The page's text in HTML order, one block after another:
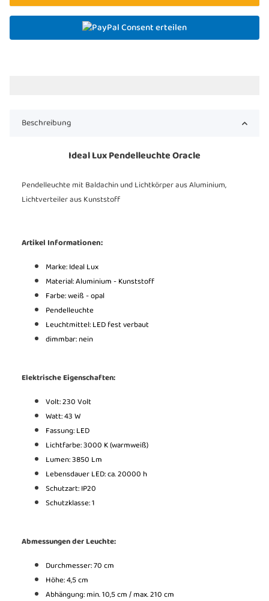
Consent erteilen
Beschreibung
Ideal Lux Pendelleuchte Oracle
Pendelleuchte mit Baldachin und Lichtkörper aus Aluminium,
Lichtverteiler aus Kunststoff
Artikel Informationen:
Marke: Ideal Lux
Material: Aluminium - Kunststoff
Farbe: weiß - opal
Pendelleuchte
Leuchtmittel: LED fest verbaut
dimmbar: nein
Elektrische Eigenschaften:
Volt: 230 Volt
Watt: 43 W
Fassung: LED
Lichtfarbe: 3000 K (warmweiß)
Lumen: 3850 Lm
Lebensdauer LED: ca. 20000 h
Schutzart: IP20
Schutzklasse: 1
Abmessungen der Leuchte:
Durchmesser: 70 cm
Höhe: 4,5 cm
Abhängung: min. 10,5 cm / max. 210 cm